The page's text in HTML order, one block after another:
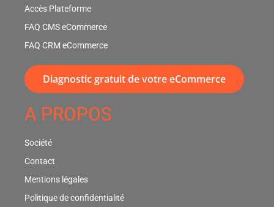
Accès Plateforme
FAQ CMS eCommerce
FAQ CRM eCommerce
Diagnostic gratuit de votre eCommerce
A PROPOS
Société
Contact
Mentions légales
Politique de confidentialité